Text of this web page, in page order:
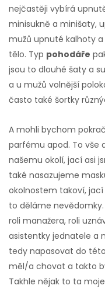
nejčastěji vybírá
minisukně a minišaty,
mužů upnuté kalhoty
tělo. Typ pohodáře
jsou to dlouhé šaty a
a u mužů volnější
často také šortky
A mohli bychom
parfému apod. To vše
našemu okolí, jací asi
také nasazujeme
okolnostem takoví,
to děláme
roli manažera, roli
asistentky jednatele a
tedy napasovat do
měl/a chovat a takto
Takhle nějak to ta